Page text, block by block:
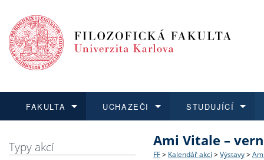
FAKULTA
Struktura a historie
UCHAZEČI
Co studovat a jak se
STUDUJÍCÍ
Bakalářské a magisterské
O vědě a výzkumu na FF
Aktuální nabídky a
Typy akcí Ami Vitale –
FF > Kalendář akcí > Výstavy >